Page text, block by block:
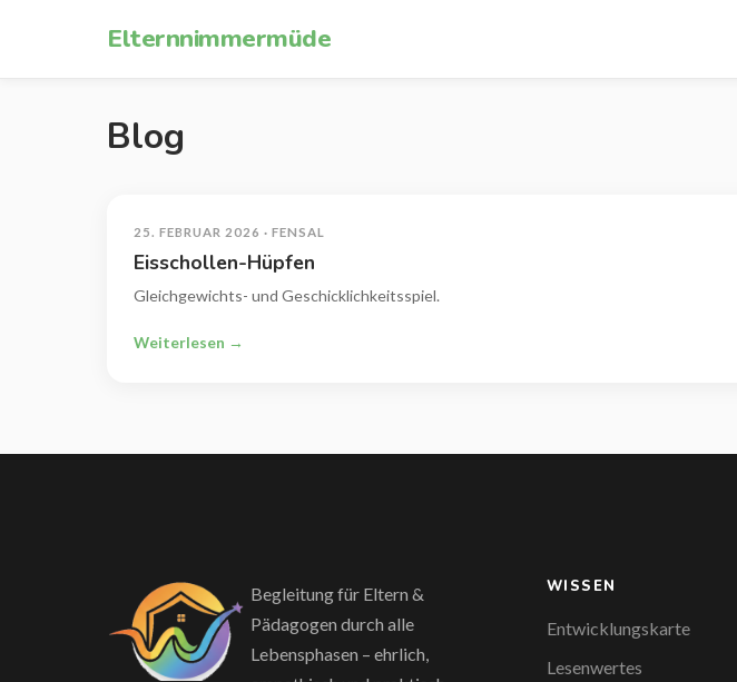
Elternnimmermüde
Blog
25. FEBRUAR 2026 · FENSAL
Eisschollen-Hüpfen
Gleichgewichts- und Geschicklichkeitsspiel.
Weiterlesen →
Begleitung für Eltern &
Pädagogen durch alle
Lebensphasen – ehrlich,
WISSEN
Entwicklungskarte
Lesenwertes